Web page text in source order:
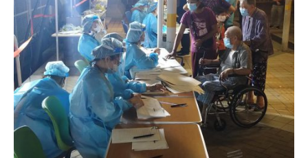
逾
1600
人
成
强
检
无
发